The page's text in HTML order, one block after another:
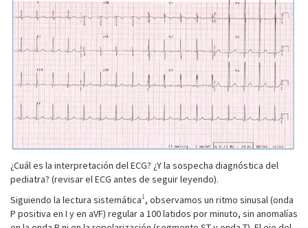
¿Cuál es la interpretación del ECG? ¿Y la sospecha diagnóstica del
pediatra? (revisar el ECG antes de seguir leyendo).
Siguiendo la lectura sistemática1, observamos un ritmo sinusal (onda
P positiva en I y en aVF) regular a 100 latidos por minuto, sin anomalías